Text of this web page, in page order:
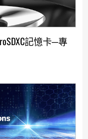
記憶卡─專